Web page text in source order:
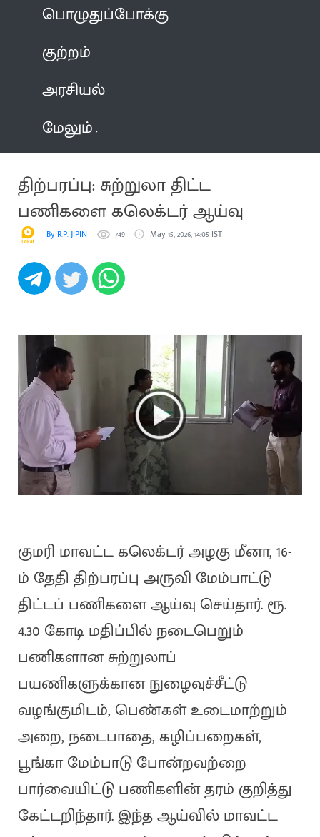
பொழுதுப்போக்கு
குற்றம்
அரசியல்
மேலும்
திற்பரப்பு: சுற்றுலா திட்ட
பணிகளை கலெக்டர் ஆய்வு
By R.P. JIPIN 749 May 15, 2026, 14:05 IST
குமரி மாவட்ட கலெக்டர் அழகு மீனா, 16-
ம் தேதி திற்பரப்பு அருவி மேம்பாட்டு
திட்டப் பணிகளை ஆய்வு செய்தார். ரூ.
4.30 கோடி மதிப்பில் நடைபெறும்
பணிகளான சுற்றுலாப்
பயணிகளுக்கான நுழைவுச்சீட்டு
வழங்குமிடம், பெண்கள் உடைமாற்றும்
அறை, நடைபாதை, கழிப்பறைகள்,
பூங்கா மேம்பாடு போன்றவற்றை
பார்வையிட்டு பணிகளின் தரம் குறித்து
கேட்டறிந்தார். இந்த ஆய்வில் மாவட்ட